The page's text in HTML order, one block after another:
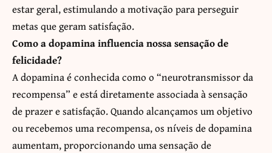
estar geral, estimulando a motivação para perseguir
metas que geram satisfação.
Como a dopamina influencia nossa sensação de
felicidade?
A dopamina é conhecida como o “neurotransmissor da
recompensa” e está diretamente associada à sensação
de prazer e satisfação. Quando alcançamos um objetivo
ou recebemos uma recompensa, os níveis de dopamina
aumentam, proporcionando uma sensação de